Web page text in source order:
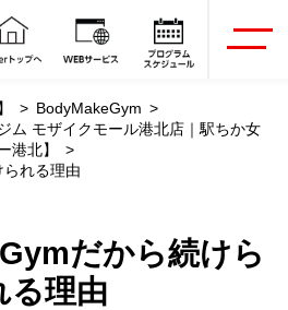
BodyMakeGym
ム モザイクモール港北店｜駅ちか女
港北】
れる理由
だから続けら
る理由